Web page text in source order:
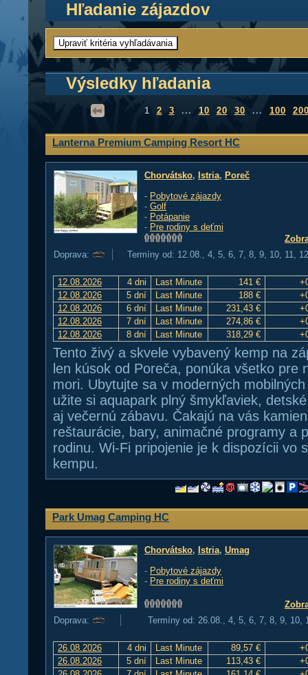
Hľadanie zájazdov
Výsledky hľadania
1 2 3 ... 10 20 30 ... 100
Lanterna Premium Camping Resort HC
Chorvátsko, Istria, Poreč
- Pobytové zájazdy
- Golf
- Potápanie
- Pre rodiny s deťmi
Doprava:
Termíny od: 12.08., 4, 5, 6, 7, 8, 9, 10, 11,
12.08.2026 4 dni Last Minute 141 €
12.08.2026
5 dní Last Minute 188 €
12.08.2026
6 dní Last Minute 231,43 €
12.08.2026
7 dní Last Minute 274,86 €
12.08.2026
8 dní Last Minute 318,29 €
Tento živý a skvele vybavený kemp na
len kúsok od Poreča, ponúka všetko pre
mori. Ubytujte sa v moderných
užite si aquapark plný šmykľaviek,
aj večernú zábavu. Čakajú na vás
reštaurácie, bary, animačné programy a
rodinu. Wi-Fi pripojenie je k dispozícii vo
kempu.
Park Umag Camping HC
Chorvátsko, Istria, Umag
- Pobytové zájazdy
- Pre rodiny s deťmi
Doprava:
Termíny od: 26.08., 4, 5, 6, 7, 8, 9, 10,
26.08.2026 4 dni Last Minute 89,57 €
26.08.2026
5 dní Last Minute 113,43 €